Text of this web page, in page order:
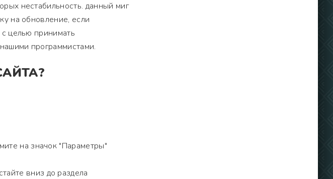
нестабильность. данный миг
на обновление, если
целью принимать
программистами.
на значок "Параметры"
вниз до раздела